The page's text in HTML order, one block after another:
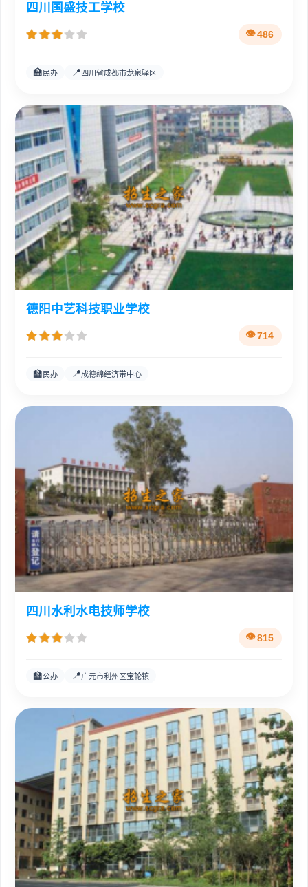
四川国盛技工学校
486
🏫 民办 📍四川省成都市龙泉驿区
德阳中艺科技职业学校
714
🏫 民办 📍成德绵经济带中心
四川水利水电技师学校
815
🏫公办 📍广元市利州区宝轮镇